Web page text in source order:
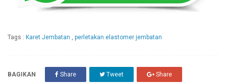
Tags : Karet Jembatan perletakan elastomer jembatan
BAGIKAN Share Tweet Share